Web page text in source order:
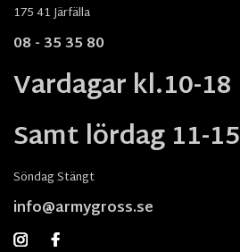
175 41 Järfälla
08 - 35 35 80
Vardagar kl.10-18
Samt lördag 11-15
Söndag Stängt
info@armygross.se